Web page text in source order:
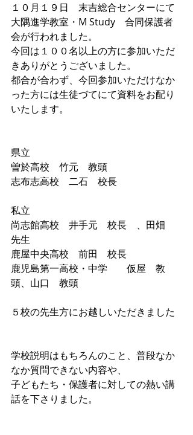
１０月１９日　末吉総合センターにて
大隅進学教室・M Study　合同保護者
会が行われました。
今回は１００名以上の方に参加いただ
きありがとうございました。
都合が合わず、今回参加いただけなか
った方には生徒づてにて資料をお配り
いたします。
県立
曽於高校　竹元　教頭
志布志高校　二石　校長
私立
尚志館高校　井手元　校長　、田畑
先生
鹿屋中央高校　前田　校長
鹿児島第一高校・中学　　仮屋　教
頭、山口　教頭
５校の先生方にお越しいただきました
学校説明はもちろんのこと、普段なか
なか質問できない内容や、
子どもたち・保護者に対しての熱い講
話を下さりました。